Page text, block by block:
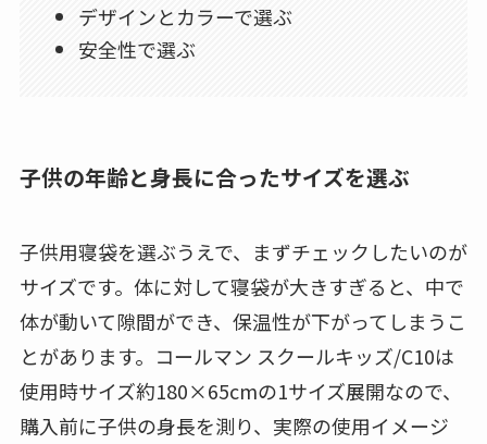
デザインとカラーで選ぶ
安全性で選ぶ
子供の年齢と身長に合ったサイズを選ぶ
子供用寝袋を選ぶうえで、まずチェックしたいのが
サイズです。体に対して寝袋が大きすぎると、中で
体が動いて隙間ができ、保温性が下がってしまうこ
とがあります。コールマン スクールキッズ/C10は
使用時サイズ約180×65cmの1サイズ展開なので、
購入前に子供の身長を測り、実際の使用イメージ